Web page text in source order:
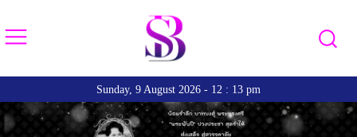
Sunday, 9 August 2026 - 12 : 13 pm